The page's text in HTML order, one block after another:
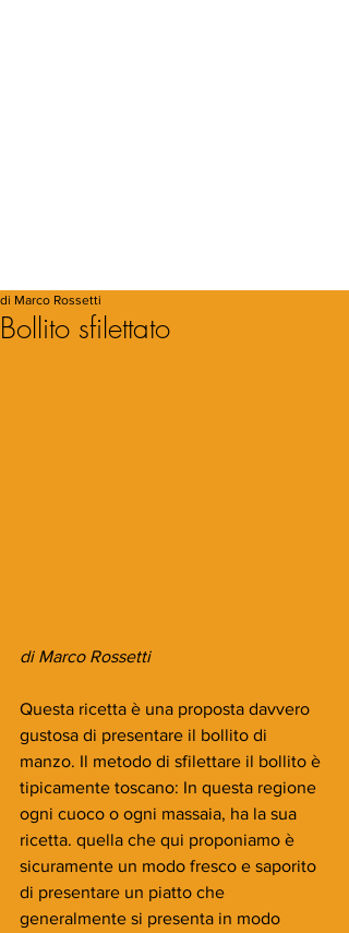
Bollito sfilettato
di Marco Rossetti
di Marco Rossetti
Questa ricetta è una proposta davvero
gustosa di presentare il bollito di
manzo. Il metodo di sfilettare il bollito è
tipicamente toscano: In questa regione
ogni cuoco o ogni massaia, ha la sua
ricetta. quella che qui proponiamo è
sicuramente un modo fresco e saporito
di presentare un piatto che
generalmente si presenta in modo